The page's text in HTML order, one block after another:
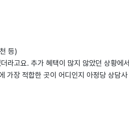
등)
라고요. 추가 혜택이 많지 않았던 상황에서
가장 적합한 곳이 어디인지 아정당 상담사